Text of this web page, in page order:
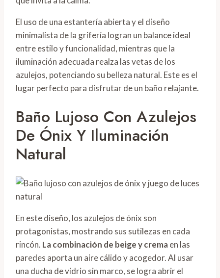
El uso de una estantería abierta y el diseño
minimalista de la grifería logran un balance ideal
entre estilo y funcionalidad, mientras que la
iluminación adecuada realza las vetas de los
azulejos, potenciando su belleza natural. Este es el
lugar perfecto para disfrutar de un baño relajante.
Baño Lujoso Con Azulejos
De Ónix Y Iluminación
Natural
En este diseño, los azulejos de ónix son
protagonistas, mostrando sus sutilezas en cada
rincón. La combinación de beige y cremaen las
paredes aporta un aire cálido y acogedor. Al usar
una ducha de vidrio sin marco, se logra abrir el